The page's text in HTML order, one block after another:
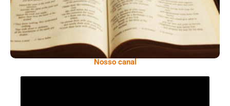
Nosso canal